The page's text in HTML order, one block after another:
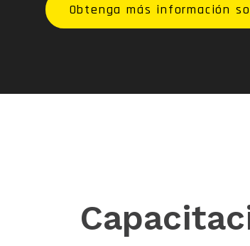
Obtenga más información